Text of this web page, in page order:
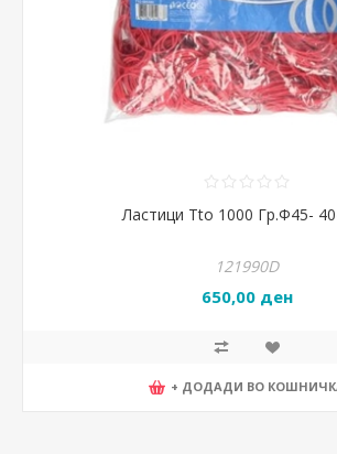
Ластици Tto 1000 Гр.Ф45-
121990D
650,00 ден
+ ДОДАДИ ВО